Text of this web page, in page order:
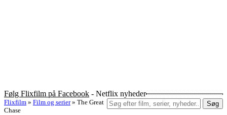
Følg Flixfilm på Facebook - Netflix nyheder
Søg
Flixfilm » Film og serier » The Great
Chase